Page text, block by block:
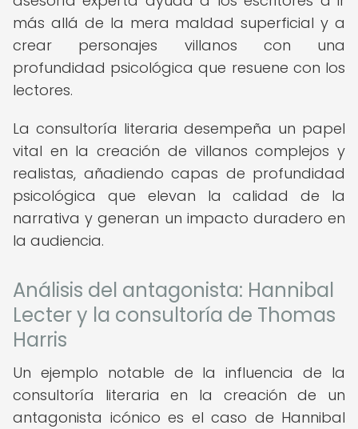
más allá de la mera maldad superficial y a
crear personajes villanos con una
profundidad psicológica que resuene con los
lectores.
La consultoría literaria desempeña un papel
vital en la creación de villanos complejos y
realistas, añadiendo capas de profundidad
psicológica que elevan la calidad de la
narrativa y generan un impacto duradero en
la audiencia.
Análisis del antagonista: Hannibal
Lecter y la consultoría de Thomas
Harris
Un ejemplo notable de la influencia de la
consultoría literaria en la creación de un
antagonista icónico es el caso de Hannibal